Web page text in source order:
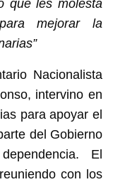
que les molesta
mejorar la
Nacionalista
intervino en
para apoyar el
del Gobierno
El
con los